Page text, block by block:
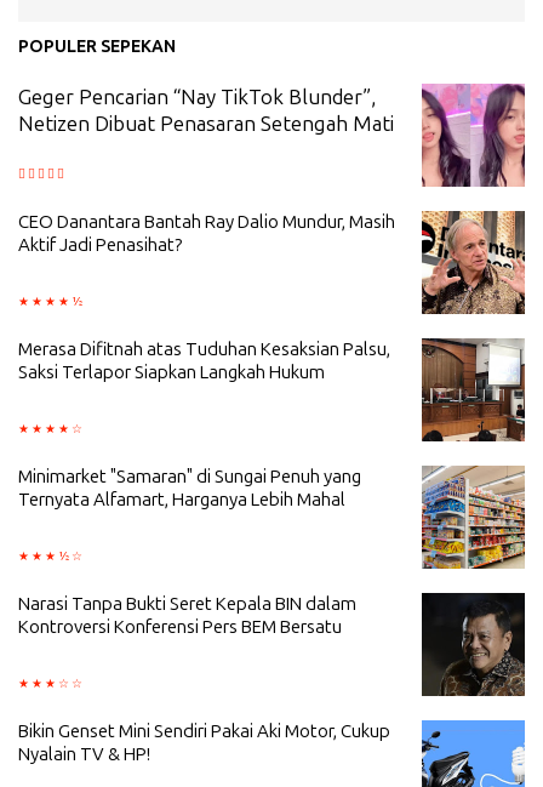
POPULER SEPEKAN
Geger Pencarian “Nay TikTok Blunder”,
Netizen Dibuat Penasaran Setengah Mati
CEO Danantara Bantah Ray Dalio Mundur, Masih
Aktif Jadi Penasihat?
Merasa Difitnah atas Tuduhan Kesaksian Palsu,
Saksi Terlapor Siapkan Langkah Hukum
Minimarket "Samaran" di Sungai Penuh yang
Ternyata Alfamart, Harganya Lebih Mahal
Narasi Tanpa Bukti Seret Kepala BIN dalam
Kontroversi Konferensi Pers BEM Bersatu
Bikin Genset Mini Sendiri Pakai Aki Motor, Cukup
Nyalain TV & HP!